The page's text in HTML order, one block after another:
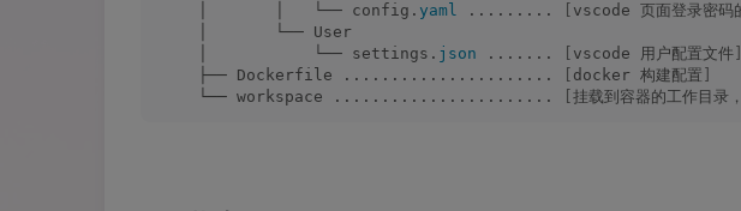
    │       │   └── config.
yaml ......... vscode 页面登录密码
    │       └── User
    │           └── settings.
json ....... vscode 用户配置文件
    ├── Dockerfile ......................
docker 构建配置
    └── workspace .......................
挂载到容器的工作目录